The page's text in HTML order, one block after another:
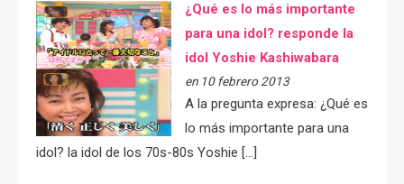
¿Qué es lo más importante
para una idol? responde la
idol Yoshie Kashiwabara
en 10 febrero 2013
A la pregunta expresa: ¿Qué es
lo más importante para una
idol? la idol de los 70s-80s Yoshie […]